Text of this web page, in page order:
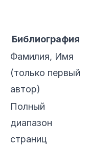
Библиография
Фамилия, Имя
(только первый
автор)
Полный
диапазон
страниц